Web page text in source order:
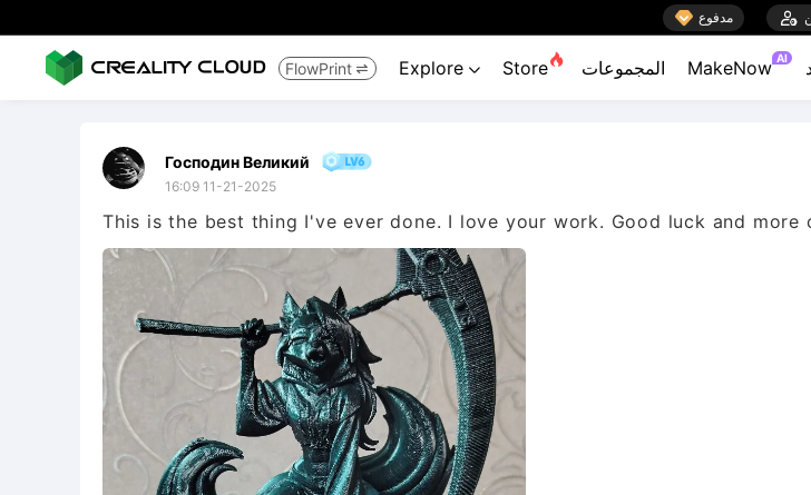
 مدفوع 
FlowPrint  Explore  Store المجموعات MakeNow AI
Господин Великий
16:09 11-21-2025
This is the best thing I've ever done. I love your work. Good luck and more